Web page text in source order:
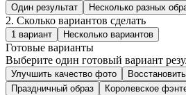
Один результат Несколько разных
2. Сколько вариантов сделать
1 вариант Несколько вариантов
Готовые варианты
Выберите один готовый вариант
Улучшить качество фото
Праздничный образ
Королевское